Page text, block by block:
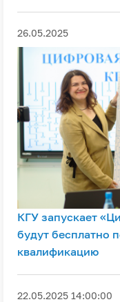
26.05.2025
КГУ запускает
будут бесплатно
квалификацию
22.05.2025 14:00:00